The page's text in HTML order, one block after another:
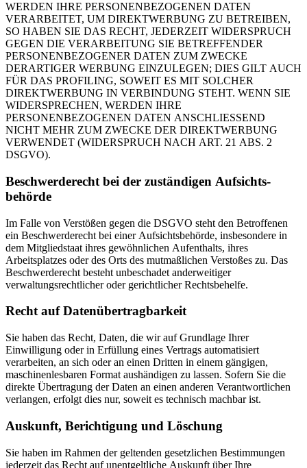
WERDEN IHRE PERSONENBEZOGENEN DATEN
VERARBEITET, UM DIREKTWERBUNG ZU BETREIBEN,
SO HABEN SIE DAS RECHT, JEDERZEIT WIDERSPRUCH
GEGEN DIE VERARBEITUNG SIE BETREFFENDER
PERSONENBEZOGENER DATEN ZUM ZWECKE
DERARTIGER WERBUNG EINZULEGEN; DIES GILT AUCH
FÜR DAS PROFILING, SOWEIT ES MIT SOLCHER
DIREKTWERBUNG IN VERBINDUNG STEHT. WENN SIE
WIDERSPRECHEN, WERDEN IHRE
PERSONENBEZOGENEN DATEN ANSCHLIESSEND
NICHT MEHR ZUM ZWECKE DER DIREKTWERBUNG
VERWENDET (WIDERSPRUCH NACH ART. 21 ABS. 2
DSGVO).
Beschwerde­recht bei der zuständigen Aufsichts­
behörde
Im Falle von Verstößen gegen die DSGVO steht den Betroffenen
ein Beschwerderecht bei einer Aufsichtsbehörde, insbesondere in
dem Mitgliedstaat ihres gewöhnlichen Aufenthalts, ihres
Arbeitsplatzes oder des Orts des mutmaßlichen Verstoßes zu. Das
Beschwerderecht besteht unbeschadet anderweitiger
verwaltungsrechtlicher oder gerichtlicher Rechtsbehelfe.
Recht auf Daten­übertrag­barkeit
Sie haben das Recht, Daten, die wir auf Grundlage Ihrer
Einwilligung oder in Erfüllung eines Vertrags automatisiert
verarbeiten, an sich oder an einen Dritten in einem gängigen,
maschinenlesbaren Format aushändigen zu lassen. Sofern Sie die
direkte Übertragung der Daten an einen anderen Verantwortlichen
verlangen, erfolgt dies nur, soweit es technisch machbar ist.
Auskunft, Berichtigung und Löschung
Sie haben im Rahmen der geltenden gesetzlichen Bestimmungen
jederzeit das Recht auf unentgeltliche Auskunft über Ihre